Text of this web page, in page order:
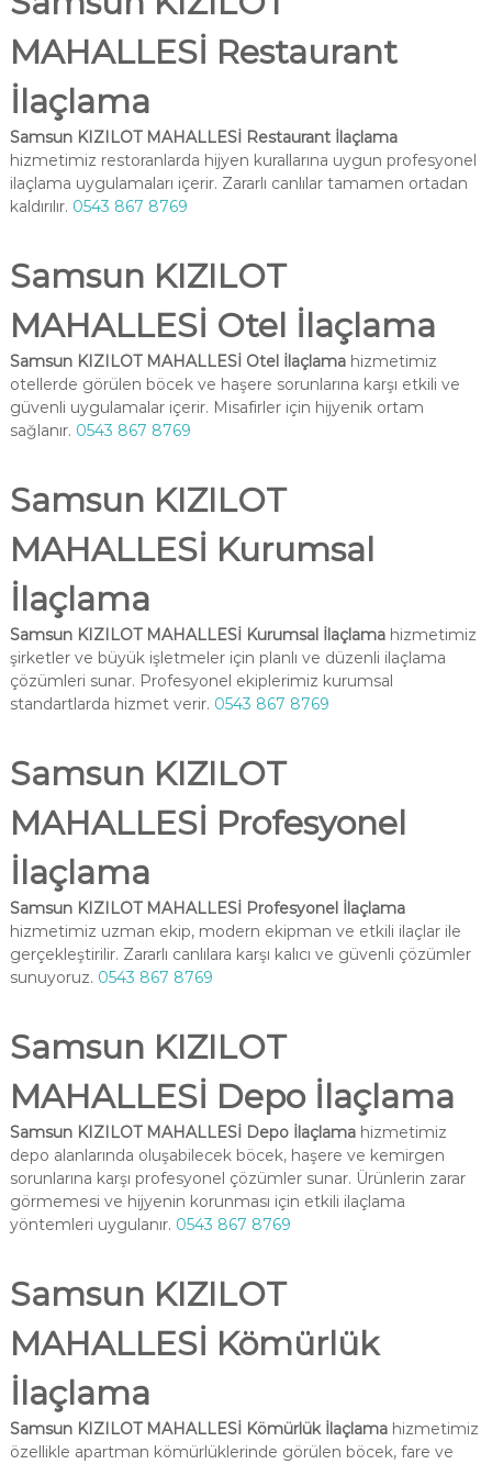
MAHALLESİ Restaurant
İlaçlama
Samsun KIZILOT MAHALLESİ Restaurant İlaçlama
hizmetimiz restoranlarda hijyen kurallarına uygun profesyonel
ilaçlama uygulamaları içerir. Zararlı canlılar tamamen ortadan
kaldırılır. 0543 867 8769
Samsun KIZILOT
MAHALLESİ Otel İlaçlama
Samsun KIZILOT MAHALLESİ Otel İlaçlamahizmetimiz
otellerde görülen böcek ve haşere sorunlarına karşı etkili ve
güvenli uygulamalar içerir. Misafirler için hijyenik ortam
sağlanır. 0543 867 8769
Samsun KIZILOT
MAHALLESİ Kurumsal
İlaçlama
Samsun KIZILOT MAHALLESİ Kurumsal İlaçlamahizmetimiz
şirketler ve büyük işletmeler için planlı ve düzenli ilaçlama
çözümleri sunar. Profesyonel ekiplerimiz kurumsal
standartlarda hizmet verir. 0543 867 8769
Samsun KIZILOT
MAHALLESİ Profesyonel
İlaçlama
Samsun KIZILOT MAHALLESİ Profesyonel İlaçlama
hizmetimiz uzman ekip, modern ekipman ve etkili ilaçlar ile
gerçekleştirilir. Zararlı canlılara karşı kalıcı ve güvenli çözümler
sunuyoruz. 0543 867 8769
Samsun KIZILOT
MAHALLESİ Depo İlaçlama
Samsun KIZILOT MAHALLESİ Depo İlaçlamahizmetimiz
depo alanlarında oluşabilecek böcek, haşere ve kemirgen
sorunlarına karşı profesyonel çözümler sunar. Ürünlerin zarar
görmemesi ve hijyenin korunması için etkili ilaçlama
yöntemleri uygulanır. 0543 867 8769
Samsun KIZILOT
MAHALLESİ Kömürlük
İlaçlama
Samsun KIZILOT MAHALLESİ Kömürlük İlaçlamahizmetimiz
özellikle apartman kömürlüklerinde görülen böcek, fare ve